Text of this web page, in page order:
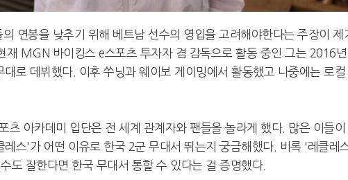
연봉을 낮추기 위해 베트남 선수의 영입을 고려해야한다는 주장이 제
MGN 바이킹스 e스포츠 투자자 겸 감독으로 활동 중인 그는 2016년
로 데뷔했다. 이후 쑤닝과 웨이보 게이밍에서 활동했고 나중에는 로컬
아카데미 입단은 전 세계 관계자와 팬들을 놀라게 했다. 많은 이들이
스'가 어떤 이유로 한국 2군 무대서 뛰는지 궁금해했다. 비록 '레클레
도 잘한다면 한국 무대서 통할 수 있다는 걸 증명했다.